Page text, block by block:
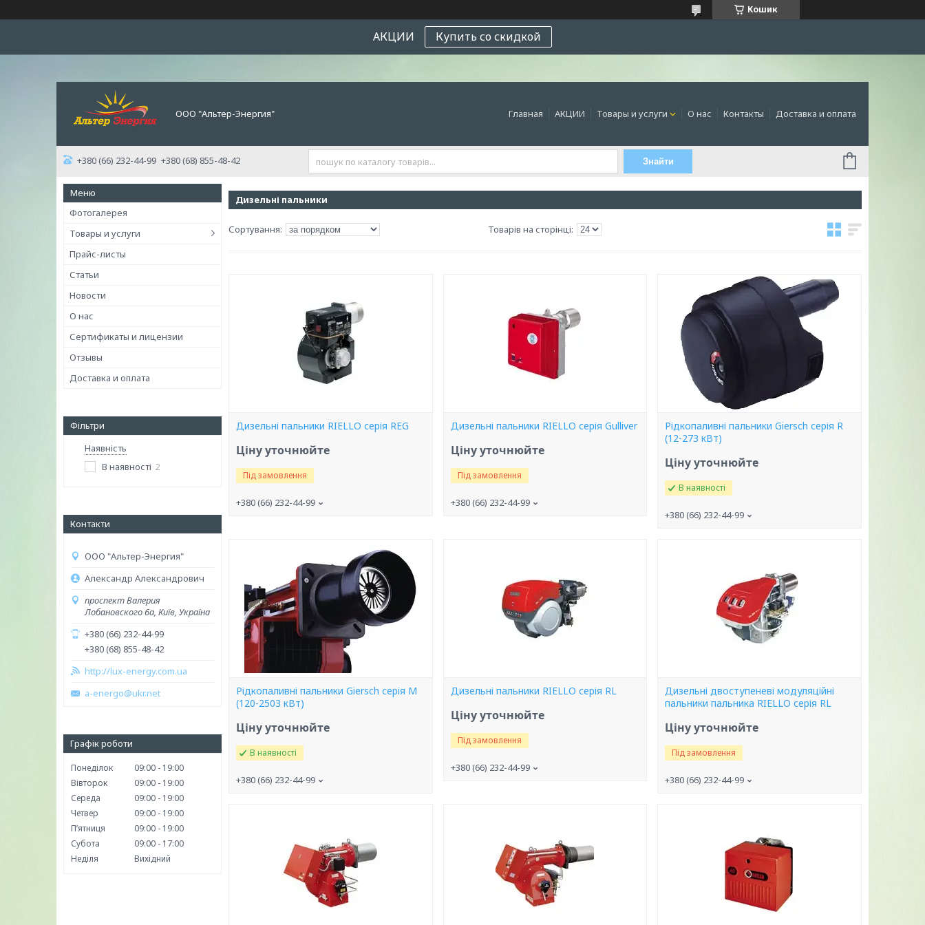
Кошик
АКЦИИ Купить со скидкой
ООО "Альтер-Энергия" Главная АКЦИИ Товары и услуги О нас Контакты Доставка и оплата
+380 (66) 232-44-99 +380 (68) 855-48-42 Знайти
Фотогалерея
Товары и услуги
Прайс-листы
Статьи
Новости
О нас
Сертификаты и лицензии
Отзывы
Доставка и оплата
Фільтри
Наявність
В наявності 2
Контакти
ООО "Альтер-Энергия"
Александр Александрович
проспект Валерия
Лобановского 6а, Київ, Україна
+380 (66) 232-44-99
+380 (68) 855-48-42
http://lux-energy.com.ua
a-energo@ukr.net
Графік роботи
Понеділок 09:00
19:00
Вівторок
09:00
19:00
Середа
09:00
19:00
Четвер
09:00
19:00
Пʼятниця
09:00
19:00
Субота
09:00
17:00
Неділя
Вихідний
Дизельні пальники
Дизельні пальники RIELLO серія REG
Ціну уточнюйте
Під замовлення
+380 (66) 232-44-99
Дизельні пальники RIELLO серія Gulliver
Ціну уточнюйте
Під замовлення
+380 (66) 232-44-99
Рідкопаливні пальники Giersch серія R
(12-273 кВт)
Ціну уточнюйте
В наявності
+380 (66) 232-44-99
Рідкопаливні пальники Giersch серія M
(120-2503 кВт)
Ціну уточнюйте
В наявності
+380 (66) 232-44-99
Дизельні пальники RIELLO серія RL
Ціну уточнюйте
Під замовлення
+380 (66) 232-44-99
Дизельні двоступеневі модуляційні
пальники пальника RIELLO серія RL
Ціну уточнюйте
Під замовлення
+380 (66) 232-44-99